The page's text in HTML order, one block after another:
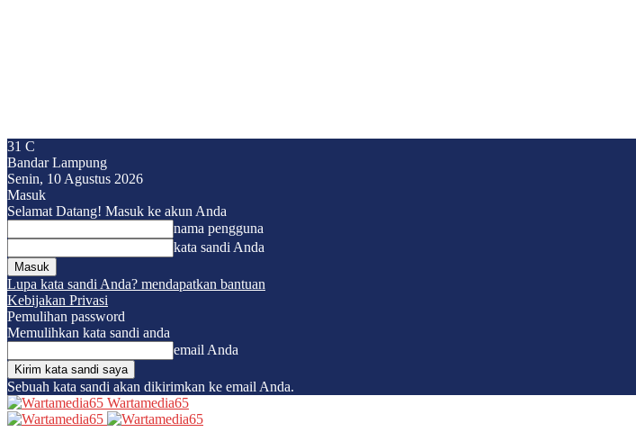
31 C
Bandar Lampung
Senin, 10 Agustus 2026
Masuk
Selamat Datang! Masuk ke akun Anda
nama pengguna
kata sandi Anda
Lupa kata sandi Anda? mendapatkan bantuan
Kebijakan Privasi
Pemulihan password
Memulihkan kata sandi anda
email Anda
Sebuah kata sandi akan dikirimkan ke email Anda.
Wartamedia65